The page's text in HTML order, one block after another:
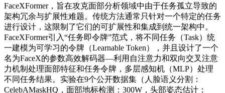
FaceXFormer，旨在攻克面部分析领域中由于任务孤立导致的
架构冗余与扩展性难题。传统方法通常只针对一个特定的任务
进行设计，这限制了它们的可扩展性和集成到统一架构中。
FaceXFormer引入“任务即令牌”范式，将不同任务（Task）统
一建模为可学习的令牌（Learnable Token），并且设计了一个
名为FaceX的参数高效解码器—利用自注意力和双向交叉注意
力机制处理面部特征和任务令牌，多层感知机（MLP）处理
不同任务结果。实验在9个公开数据集（人脸语义分割：
CelebAMaskHQ，面部地标检测：300W，头部姿态估计：